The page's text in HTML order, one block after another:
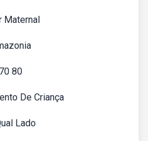
Maternal
80
De Criança
Lado